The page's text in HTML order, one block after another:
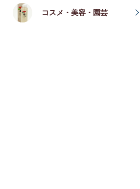
コスメ・美容・園芸